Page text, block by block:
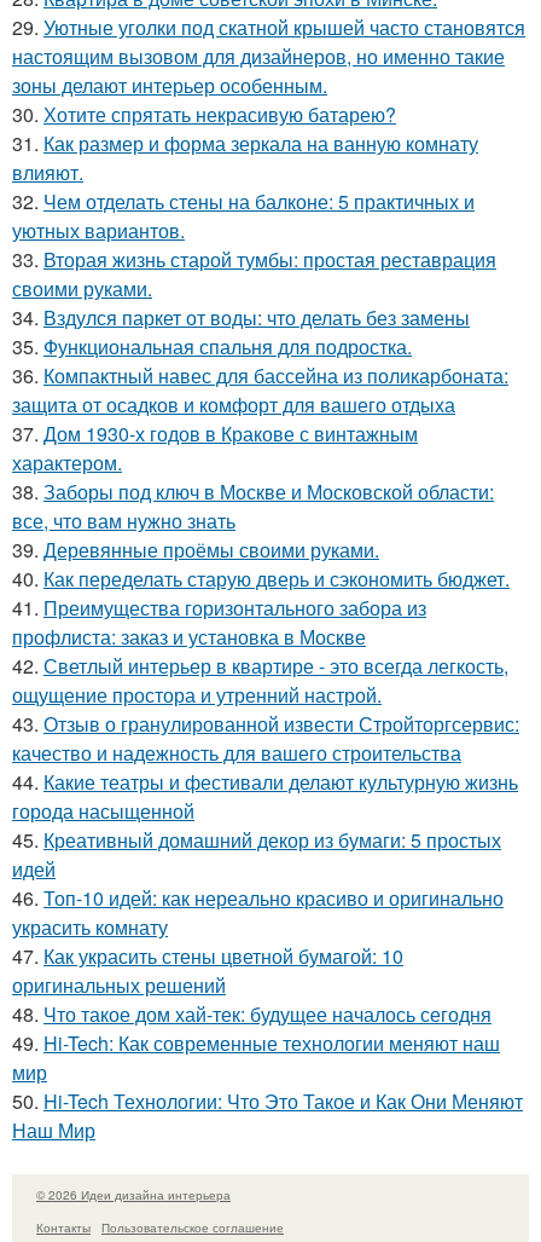
29. Уютные уголки под скатной крышей часто становятся
настоящим вызовом для дизайнеров, но именно такие
зоны делают интерьер особенным.
30. Хотите спрятать некрасивую батарею?
31. Как размер и форма зеркала на ванную комнату
влияют.
32. Чем отделать стены на балконе: 5 практичных и
уютных вариантов.
33. Вторая жизнь старой тумбы: простая реставрация
своими руками.
34. Вздулся паркет от воды: что делать без замены
35. Функциональная спальня для подростка.
36. Компактный навес для бассейна из поликарбоната:
защита от осадков и комфорт для вашего отдыха
37. Дом 1930-х годов в Кракове с винтажным
характером.
38. Заборы под ключ в Москве и Московской области:
все, что вам нужно знать
39. Деревянные проёмы своими руками.
40. Как переделать старую дверь и сэкономить бюджет.
41. Преимущества горизонтального забора из
профлиста: заказ и установка в Москве
42. Светлый интерьер в квартире - это всегда легкость,
ощущение простора и утренний настрой.
43. Отзыв о гранулированной извести Стройторгсервис:
качество и надежность для вашего строительства
44. Какие театры и фестивали делают культурную жизнь
города насыщенной
45. Креативный домашний декор из бумаги: 5 простых
идей
46. Топ-10 идей: как нереально красиво и оригинально
украсить комнату
47. Как украсить стены цветной бумагой: 10
оригинальных решений
48. Что такое дом хай-тек: будущее началось сегодня
49. Hi-Tech: Как современные технологии меняют наш
мир
50. Hi-Tech Технологии: Что Это Такое и Как Они Меняют
Наш Мир
© 2026 Идеи дизайна интерьера
Контакты
Пользовательское соглашение